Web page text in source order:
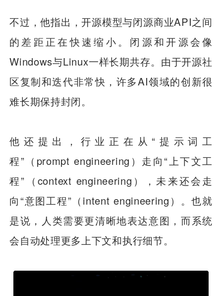
不过，他指出，开源模型与闭源商业API之间
的差距正在快速缩小。闭源和开源会像
Windows与Linux一样长期共存。由于开源社
区复制和迭代非常快，许多AI领域的创新很
难长期保持封闭。
他还提出，行业正在从“提示词工
程”（prompt engineering）走向“上下文工
程”（context engineering），未来还会走
向“意图工程”（intent engineering）。也就
是说，人类需要更清晰地表达意图，而系统
会自动处理更多上下文和执行细节。